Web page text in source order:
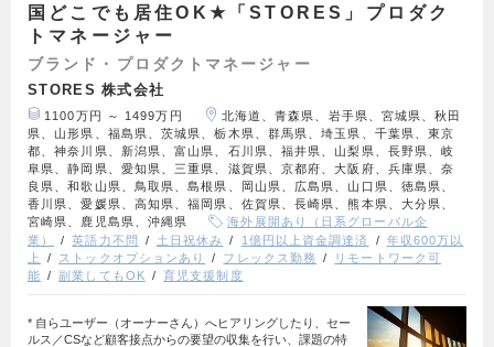
国どこでも居住OK★「STORES」プロダク
トマネージャー
ブランド・プロダクトマネージャー
STORES 株式会社
1100万円 ～ 1499万円
北海道、青森県、岩手県、宮城県、秋田
県、山形県、福島県、茨城県、栃木県、群馬県、埼玉県、千葉県、東京
都、神奈川県、新潟県、富山県、石川県、福井県、山梨県、長野県、岐
阜県、静岡県、愛知県、三重県、滋賀県、京都府、大阪府、兵庫県、奈
良県、和歌山県、鳥取県、島根県、岡山県、広島県、山口県、徳島県、
香川県、愛媛県、高知県、福岡県、佐賀県、長崎県、熊本県、大分県、
宮崎県、鹿児島県、沖縄県
海外展開あり（日系グローバル企
業）
英語力不問 土日祝休み 1億円以上資金調達済
年収600万以
上
ストックオプションあり フレックス勤務
リモートワーク可
能
副業してもOK 育児支援制度
* 自らユーザー（オーナーさん）へヒアリングしたり、セー
ルス／CSなど顧客接点からの要望の収集を行い、課題の特